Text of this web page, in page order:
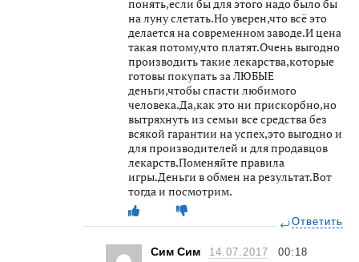
понять,если бы для этого надо было бы
на луну слетать.Но уверен,что всё это
делается на современном заводе.И цена
такая потому,что платят.Очень выгодно
производить такие лекарства,которые
готовы покупать за ЛЮБЫЕ
деньги,чтобы спасти любимого
человека.Да,как это ни прискорбно,но
вытряхнуть из семьи все средства без
всякой гарантии на успех,это выгодно и
для производителей и для продавцов
лекарств.Поменяйте правила
игры.Деньги в обмен на результат.Вот
тогда и посмотрим.
Ответить
Сим Сим 14.07.2017 00:18